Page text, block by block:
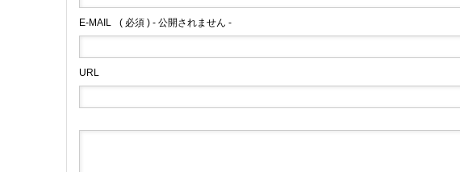
E-MAIL ( 必須 ) - 公開されません -
URL